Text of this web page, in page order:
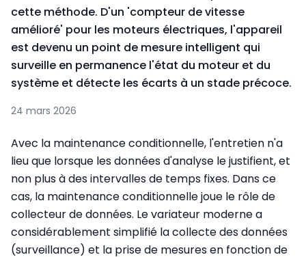
cette méthode. D'un 'compteur de vitesse
amélioré' pour les moteurs électriques, l'appareil
est devenu un point de mesure intelligent qui
surveille en permanence l'état du moteur et du
système et détecte les écarts à un stade précoce.
24 mars 2026
Avec la maintenance conditionnelle, l'entretien n'a
lieu que lorsque les données d'analyse le justifient, et
non plus à des intervalles de temps fixes. Dans ce
cas, la maintenance conditionnelle joue le rôle de
collecteur de données. Le variateur moderne a
considérablement simplifié la collecte des données
(surveillance) et la prise de mesures en fonction de